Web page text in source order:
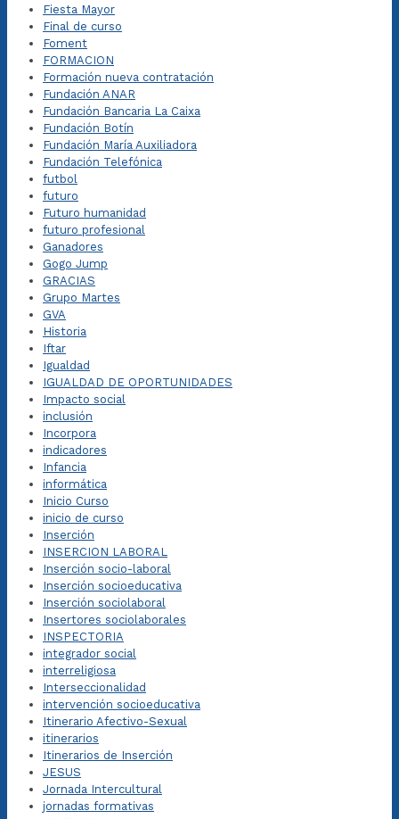
Fiesta Mayor
Final de curso
Foment
FORMACION
Formación nueva contratación
Fundación ANAR
Fundación Bancaria La Caixa
Fundación Botín
Fundación María Auxiliadora
Fundación Telefónica
futbol
futuro
Futuro humanidad
futuro profesional
Ganadores
Gogo Jump
GRACIAS
Grupo Martes
GVA
Historia
Iftar
Igualdad
IGUALDAD DE OPORTUNIDADES
Impacto social
inclusión
Incorpora
indicadores
Infancia
informática
Inicio Curso
inicio de curso
Inserción
INSERCION LABORAL
Inserción socio-laboral
Inserción socioeducativa
Inserción sociolaboral
Insertores sociolaborales
INSPECTORIA
integrador social
interreligiosa
Interseccionalidad
intervención socioeducativa
Itinerario Afectivo-Sexual
itinerarios
Itinerarios de Inserción
JESUS
Jornada Intercultural
jornadas formativas